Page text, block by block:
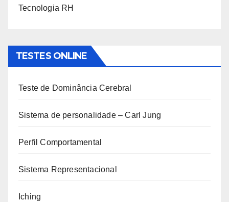
Tecnologia RH
TESTES ONLINE
Teste de Dominância Cerebral
Sistema de personalidade – Carl Jung
Perfil Comportamental
Sistema Representacional
Iching